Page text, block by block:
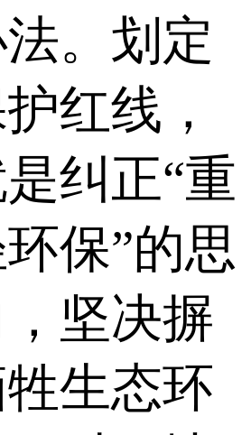
。划定
红线，
纠正“重
保”的思
坚决摒
生态环